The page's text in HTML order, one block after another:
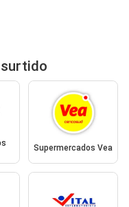
surtido
Supermercados Vea